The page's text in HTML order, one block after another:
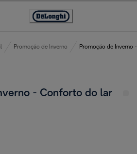
Accessibility
Promoção de Inverno Promoção de Inverno
- Conforto do lar